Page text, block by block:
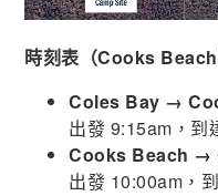
時刻表（Cooks Beach
Coles Bay →
出發 9:15am，到
Cooks Beach →
出發 10:00am，